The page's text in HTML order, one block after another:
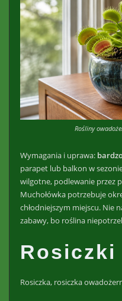
Rośliny
Wymagania i uprawa:
parapet lub balkon w
wilgotne, podlewanie przez
Muchołówka potrzebuje
chłodniejszym miejscu. Nie
zabawy, bo roślina
Rosiczki
Rosiczka, rosiczka